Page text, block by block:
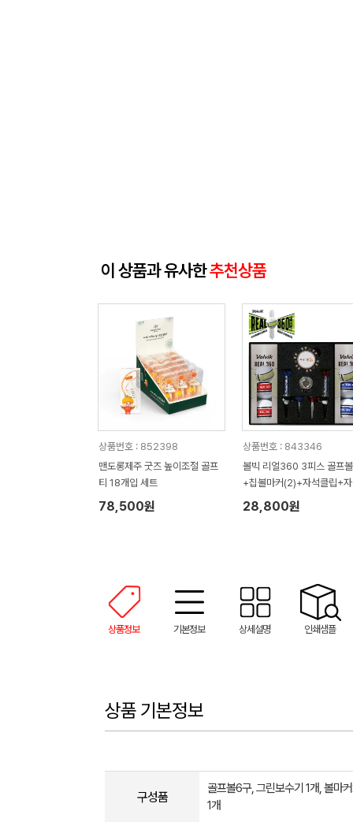
이 상품과 유사한추천상품
상품번호 : 852398
맨도롱제주 굿즈 높이조절 골프
티 18개입 세트
78,500원
상품번호 : 843346
볼빅 리얼360 3피스 골프
+칩볼마커(2)+자석클립+
티(2) 세트
28,800원
상품정보 기본정보 상세설명 인쇄샘플
상품 기본정보
구성품
골프볼6구, 그린보수기 1개, 볼마
1개